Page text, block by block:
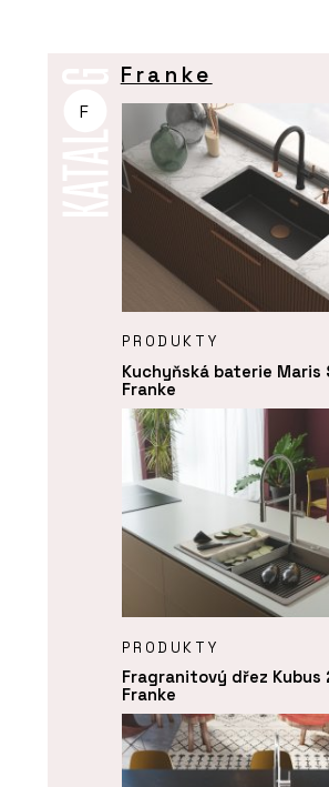
F
Franke
PRODUKTY
Kuchyňská baterie Maris
Franke
PRODUKTY
Fragranitový dřez Kubus
Franke